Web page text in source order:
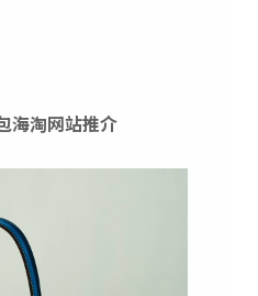
海淘网站推介